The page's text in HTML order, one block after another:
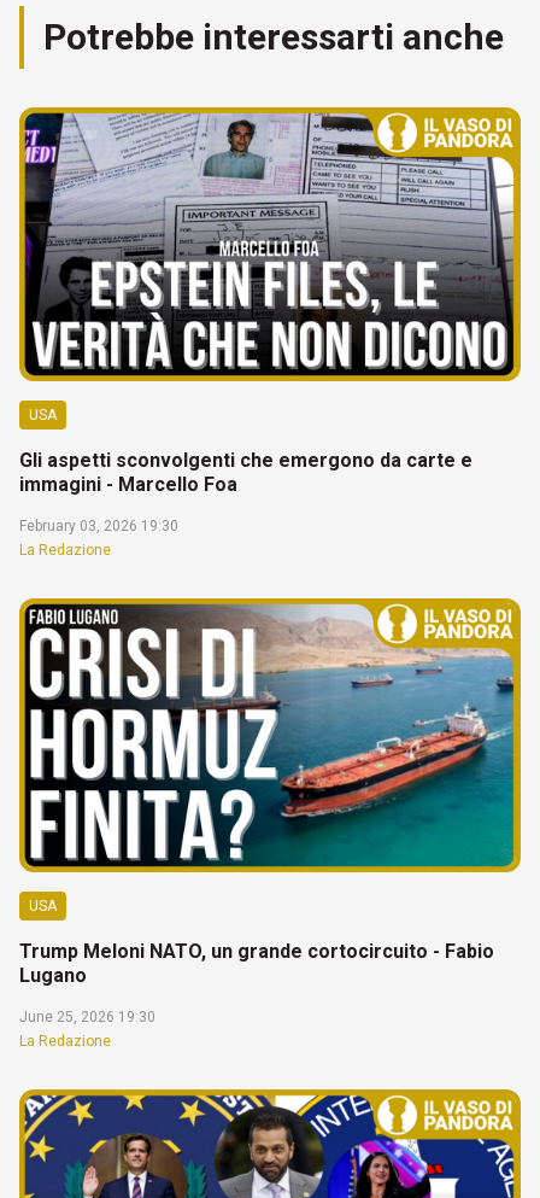
Potrebbe interessarti anche
USA
Gli aspetti sconvolgenti che emergono da carte e
immagini - Marcello Foa
February 03, 2026 19:30
La Redazione
USA
Trump Meloni NATO, un grande cortocircuito - Fabio
Lugano
June 25, 2026 19:30
La Redazione